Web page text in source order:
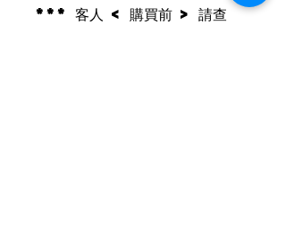
*** 客人 < 購買前 > 請查